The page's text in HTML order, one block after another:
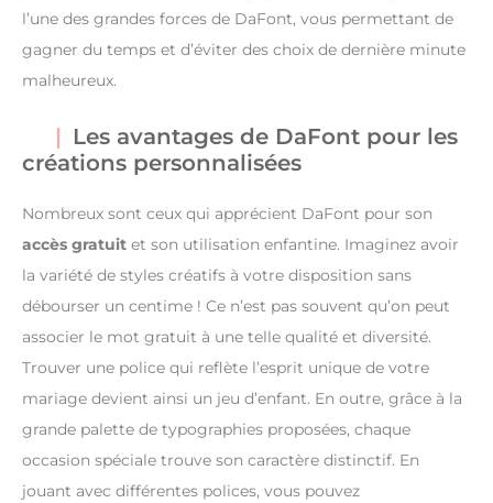
l’une des grandes forces de DaFont, vous permettant de
gagner du temps et d’éviter des choix de dernière minute
malheureux.
Les avantages de DaFont pour les
créations personnalisées
Nombreux sont ceux qui apprécient DaFont pour son
accès gratuit et son utilisation enfantine. Imaginez avoir
la variété de styles créatifs à votre disposition sans
débourser un centime ! Ce n’est pas souvent qu’on peut
associer le mot gratuit à une telle qualité et diversité.
Trouver une police qui reflète l’esprit unique de votre
mariage devient ainsi un jeu d’enfant. En outre, grâce à la
grande palette de typographies proposées, chaque
occasion spéciale trouve son caractère distinctif. En
jouant avec différentes polices, vous pouvez